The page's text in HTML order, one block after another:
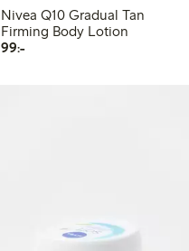
Nivea Q10 Gradual Tan
Firming Body Lotion
99:-99,00 kr